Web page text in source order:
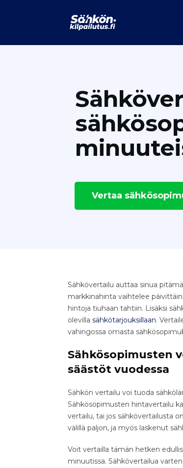
Vertaa
Sähkövertailu auttaa sinua
markkinahinta vaihtelee
hintoja tiuhaan tahtiin. Lisäksi
olevilla sähkötarjouksillaan.
vahingossa omasta
Sähkösopimusten
säästöt vuodessa
Sähkön vertailu voi tuoda
Sähkösopimusten hintavertailu
vertailu, tai jos sähkövertailusta
välillä paljon, ja myös laskenut
Voit vertailla tämän hetken
minuutissa. Sähkövertailua